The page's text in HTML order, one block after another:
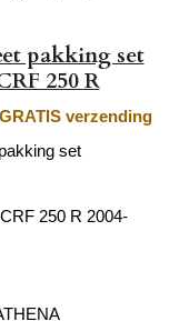
pakking set
250 R
GRATIS verzending
set
250 R 2004-